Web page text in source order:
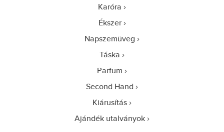
Karóra
Ékszer
Napszemüveg
Táska
Parfüm
Second Hand
Kiárusítás
Ajándék utalványok